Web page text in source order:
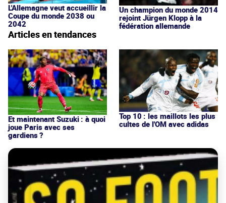
L'Allemagne veut accueillir la
Coupe du monde 2038 ou
2042
Un champion du monde 2014
rejoint Jürgen Klopp à la
fédération allemande
Articles en tendances
Et maintenant Suzuki : à quoi
joue Paris avec ses
gardiens ?
Top 10 : les maillots les plus
cultes de l'OM avec adidas